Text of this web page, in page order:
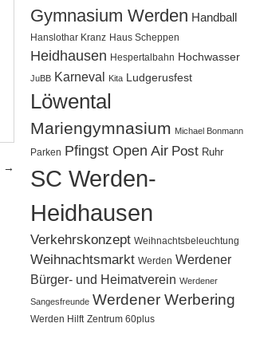
→
Gymnasium Werden Handball
Hanslothar Kranz Haus Scheppen
Heidhausen Hespertalbahn Hochwasser
JuBB Karneval Kita Ludgerusfest
Löwental
Mariengymnasium Michael Bonmann
Parken Pfingst Open Air Post Ruhr
SC Werden-
Heidhausen
Verkehrskonzept Weihnachtsbeleuchtung
Weihnachtsmarkt Werden Werdener
Bürger- und Heimatverein Werdener
Sangesfreunde Werdener Werbering
Werden Hilft Zentrum 60plus